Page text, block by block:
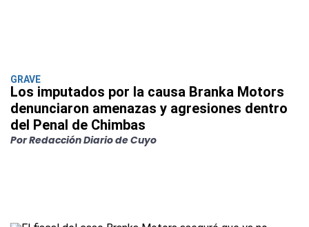
GRAVE
Los imputados por la causa Branka Motors
denunciaron amenazas y agresiones dentro
del Penal de Chimbas
Por Redacción Diario de Cuyo